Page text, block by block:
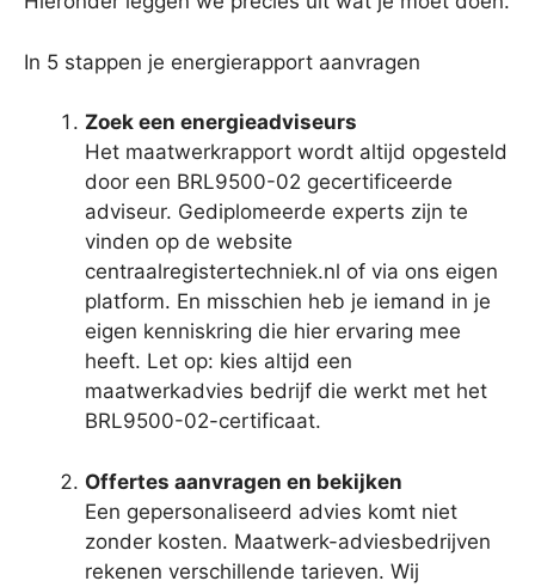
In 5 stappen je energierapport aanvragen
Zoek een energieadviseurs
Het maatwerkrapport wordt altijd opgesteld
door een BRL9500-02 gecertificeerde
adviseur. Gediplomeerde experts zijn te
vinden op de website
centraalregistertechniek.nl of via ons eigen
platform. En misschien heb je iemand in je
eigen kenniskring die hier ervaring mee
heeft. Let op: kies altijd een
maatwerkadvies bedrijf die werkt met het
BRL9500-02-certificaat.
Offertes aanvragen en bekijken
Een gepersonaliseerd advies komt niet
zonder kosten. Maatwerk-adviesbedrijven
rekenen verschillende tarieven. Wij